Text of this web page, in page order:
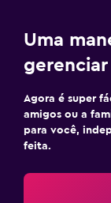
Uma
Agora é super
amigos ou a
para você,
feita.